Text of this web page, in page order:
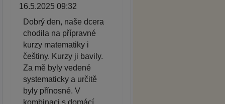
16.5.2025 09:32
Dobrý den, naše dcera
chodila na přípravné
kurzy matematiky i
češtiny. Kurzy ji bavily.
Za mě byly vedené
systematicky a určitě
byly přínosné. V
kombinaci s domácí